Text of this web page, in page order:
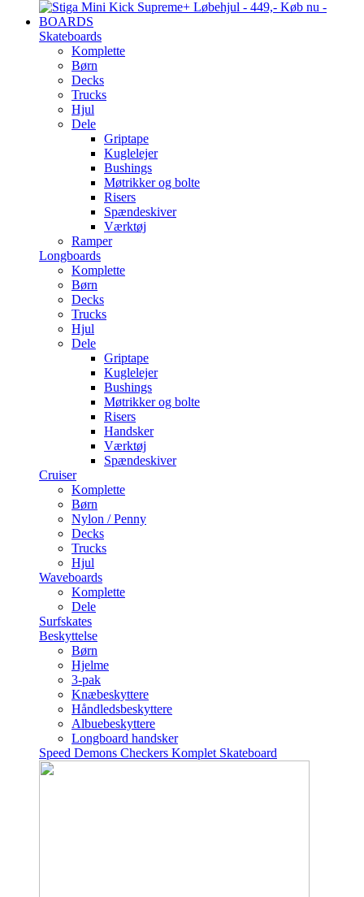
BOARDS
Skateboards
Komplette
Børn
Decks
Trucks
Hjul
Dele
Griptape
Kuglelejer
Bushings
Møtrikker og bolte
Risers
Spændeskiver
Værktøj
Ramper
Longboards
Komplette
Børn
Decks
Trucks
Hjul
Dele
Griptape
Kuglelejer
Bushings
Møtrikker og bolte
Risers
Handsker
Værktøj
Spændeskiver
Cruiser
Komplette
Børn
Nylon / Penny
Decks
Trucks
Hjul
Waveboards
Komplette
Dele
Surfskates
Beskyttelse
Børn
Hjelme
3-pak
Knæbeskyttere
Håndledsbeskyttere
Albuebeskyttere
Longboard handsker
Speed Demons Checkers Komplet Skateboard